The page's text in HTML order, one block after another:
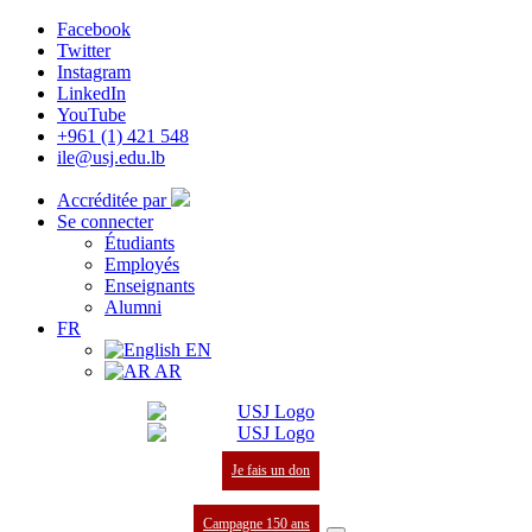
Facebook
Twitter
Instagram
LinkedIn
YouTube
+961 (1) 421 548
ile@usj.edu.lb
Accréditée par
Se connecter
Étudiants
Employés
Enseignants
Alumni
FR
EN
AR
Je fais un don
Campagne 150 ans